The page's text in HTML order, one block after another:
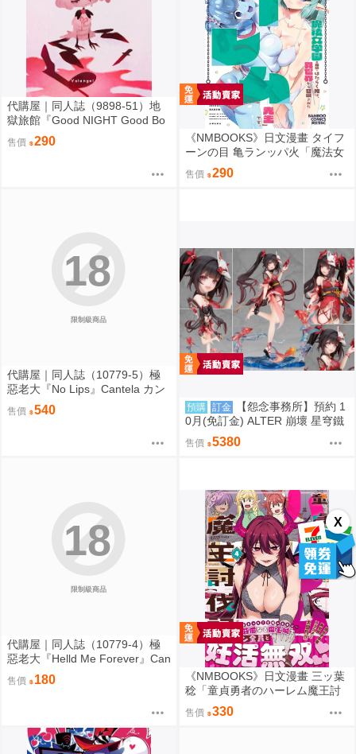
X
代購屋｜同人誌（9898-51）地
獄旅館『Good NIGHT Good Bo
y』ia さくらんぼアイス
售價 290
《NMBOOKS》日文漫畫 タイフ
ーンの目 亀ランッパ火「魔法女
学園の売店ではたらく俺は、異
世界から召喚された『ハーレム
售價 290
限制級商品
18
代購屋｜同人誌（10779-5）極
惡老大『No Lips』Cantela カン
タンアイテラセ
售價 540 預購 訂金
【怨念事務所】預約 1
0月(免訂金) ALTER 崩壞 星穹鐵
道 花火 1/7 附特典 0920
售價 5380
限制級商品
18
代購屋｜同人誌（10779-4）極
惡老大『Helld Me Forever』Can
tela カンタンアイテラセ
售價 180
《NMBOOKS》日文漫畫 三ッ葉
稔「童貞勇者のハーレム魔王討
伐記 (4)」
售價 330